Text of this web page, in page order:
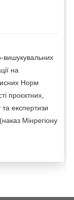
вишукувальних
на
Норм
проєктних,
експертизи
Мінрегіону